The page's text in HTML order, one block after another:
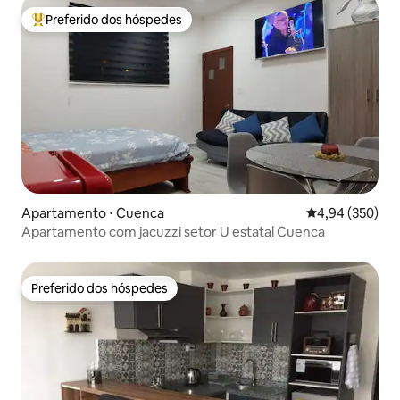
Entre os melhores preferidos dos hóspedes
Preferido dos hóspedes
Apartamento ⋅ Cuenca 4,94 de uma
4,94 (350)
Apartamento com jacuzzi setor U estatal Cuenca
Preferido dos hóspedes
Preferido dos hóspedes